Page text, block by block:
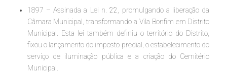
1897 – Assinada a Lei n. 22, promulgando a liberação da
Câmara Municipal, transformando a Vila Bonfim em Distrito
Municipal. Esta lei também definiu o território do Distrito,
fixou o lançamento do imposto predial, o estabelecimento do
serviço de iluminação pública e a criação do Cemitério
Municipal.